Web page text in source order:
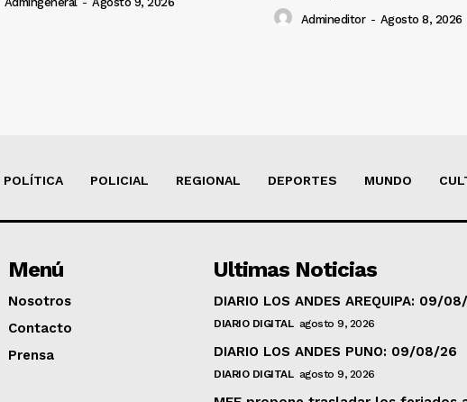
Admineditor - Agosto 8, 2026
POLÍTICA POLICIAL REGIONAL DEPORTES MUNDO
Menú
Nosotros
Contacto
Prensa
Ultimas Noticias
DIARIO LOS ANDES AREQUIPA: 09/
DIARIO DIGITAL agosto 9, 2026
DIARIO LOS ANDES PUNO: 09/08/26
DIARIO DIGITAL agosto 9, 2026